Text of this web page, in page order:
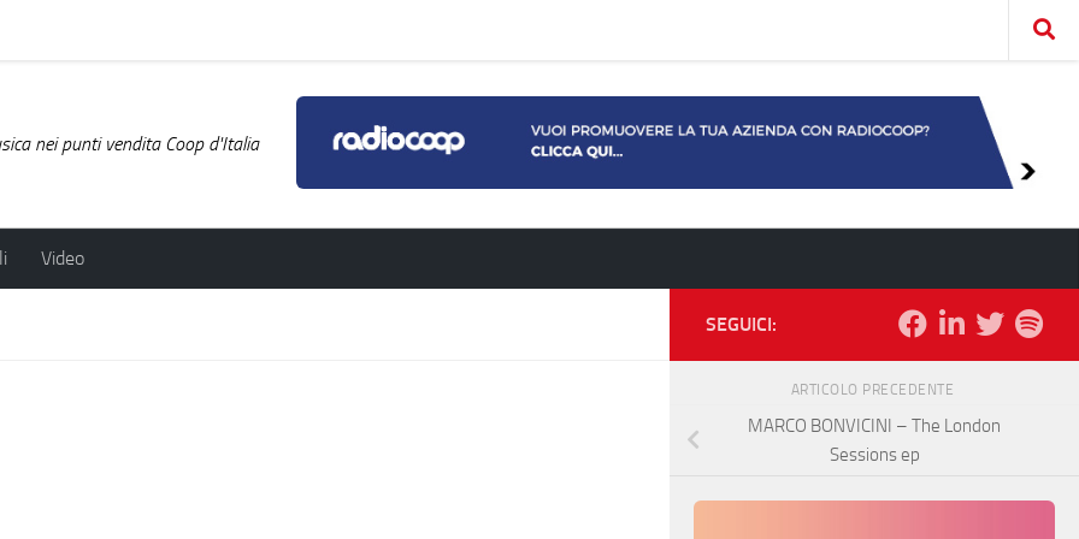
nei punti vendita Coop d'Italia
Video
SEGUICI:
ARTICOLO PRECEDENTE
MARCO BONVICINI – The London
Sessions ep